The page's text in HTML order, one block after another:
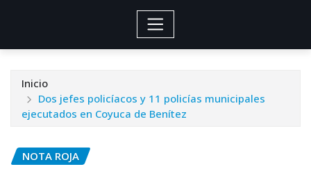
Inicio
Dos jefes policíacos y 11 policías municipales
ejecutados en Coyuca de Benítez
NOTA ROJA